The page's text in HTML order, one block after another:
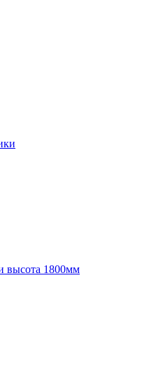
высота 1800мм